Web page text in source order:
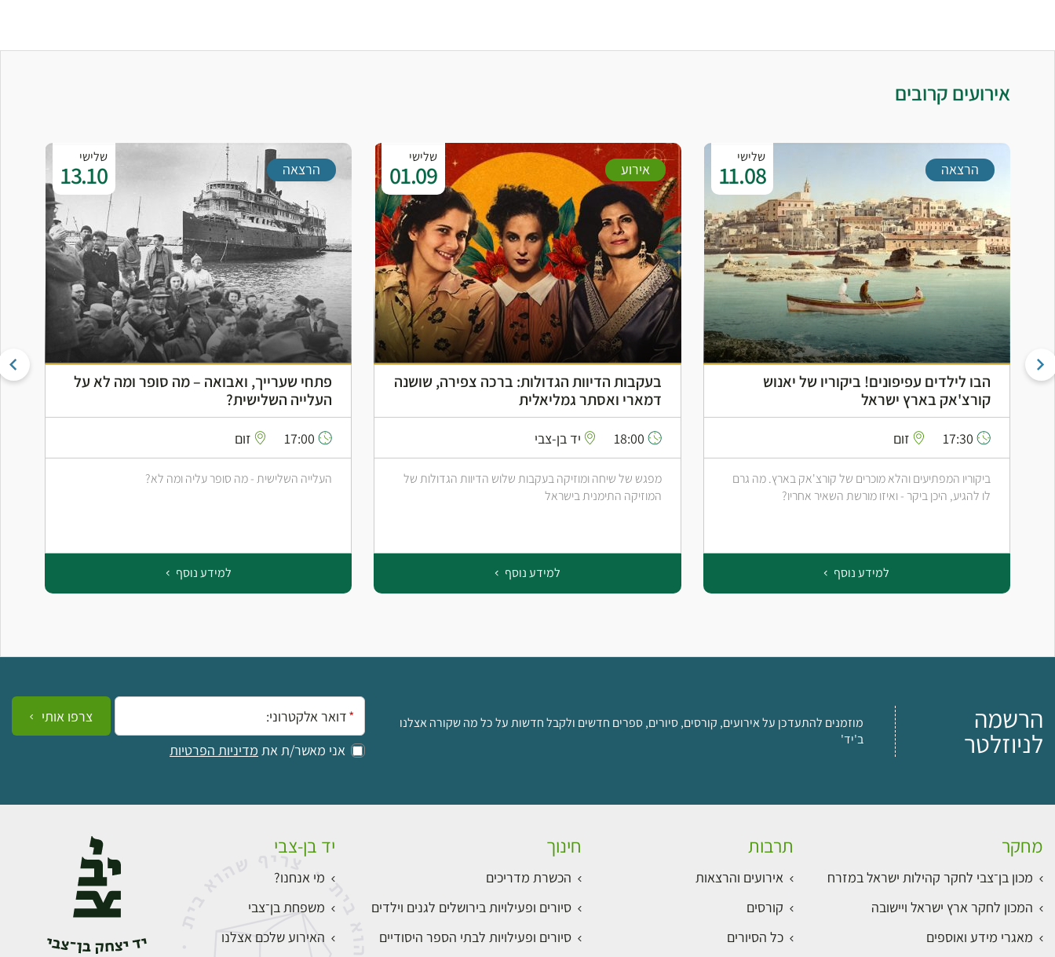
אירועים קרובים
שלישי
11.08 הרצאה
הבו לילדים עפיפונים! ביקוריו של יאנוש
קורצ'אק בארץ ישראל
17:30 זום
ביקוריו המפתיעים והלא מוכרים של קורצ'אק בארץ. מה גרם
לו להגיע, היכן ביקר - ואיזו מורשת השאיר אחריו?
למידע נוסף
שלישי
01.09 אירוע
בעקבות הדיוות הגדולות: ברכה צפירה, שושנה
דמארי ואסתר גמליאלית
יד בן-צבי
מפגש של שיחה ומוזיקה בעקבות שלוש הדיוות הגדולות של
המוזיקה התימנית בישראל
למידע נוסף
שלישי
13.10 הרצאה
פתחי שערייך, ואבואה – מה סופר ומה לא על
העלייה השלישית?
17:00 זום
העלייה השלישית - מה סופר עליה ומה לא?
למידע נוסף
הרשמה
לניוזלטר
מוזמנים להתעדכן על אירועים, קורסים, סיורים, ספרים חדשים ולקבל חדשות על כל מה שקורה אצלנו
ב'יד'
אימייל:
אני מאשר/ת את מדיניות הפרטיות
צרפו אותי
מחקר
מכון בן־צבי לחקר קהילות ישראל במזרח
המכון לחקר ארץ ישראל ויישובה
מאגרי מידע ואוספים
תרבות
אירועים והרצאות
קורסים
כל הסיורים
חינוך
הכשרת מדריכים
סיורים ופעילויות בירושלים לגנים וילדים
סיורים ופעילויות לבתי הספר היסודיים
יד בן-צבי
מי אנחנו?
משפחת בן־צבי
האירוע שלכם אצלנו